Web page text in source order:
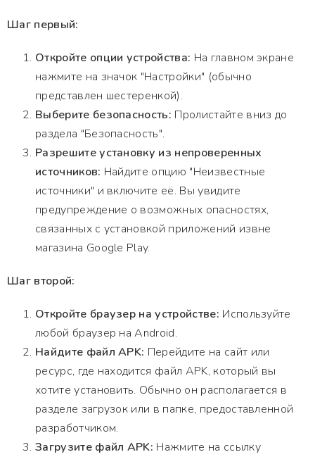
Шаг первый:
Откройте опции устройства: На главном экране
нажмите на значок "Настройки" (обычно
представлен шестеренкой).
Выберите безопасность: Пролистайте вниз до
раздела "Безопасность".
Разрешите установку из непроверенных
источников: Найдите опцию "Неизвестные
источники" и включите её. Вы увидите
предупреждение о возможных опасностях,
связанных с установкой приложений извне
магазина Google Play.
Шаг второй:
Откройте браузер на устройстве: Используйте
любой браузер на Android.
Найдите файл APK: Перейдите на сайт или
ресурс, где находится файл APK, который вы
хотите установить. Обычно он располагается в
разделе загрузок или в папке, предоставленной
разработчиком.
Загрузите файл APK: Нажмите на ссылку